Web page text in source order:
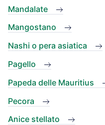
Mandalate
Mangostano
Nashi o pera asiatica
Pagello
Papeda delle Mauritius
Pecora
Anice stellato